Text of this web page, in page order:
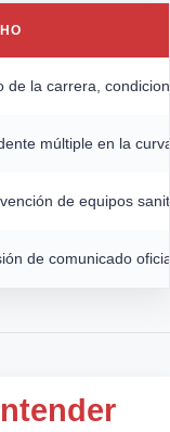
de la carrera,
múltiple en la
de equipos
de comunicado